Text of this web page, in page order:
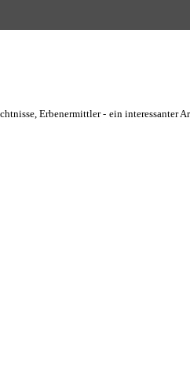
Erbenermittler - ein